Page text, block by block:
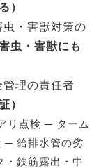
）
虫・害獣対策の
虫・害獣にも
理の責任者
）
リ点検 ─ ターム
─ 給排水管の劣
鉄筋露出・中